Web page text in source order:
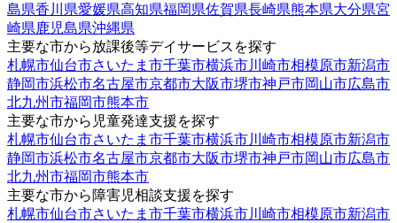
島県香川県愛媛県高知県福岡県佐賀県長崎県熊本県大分県宮
崎県鹿児島県沖縄県
主要な市から放課後等デイサービスを探す
札幌市仙台市さいたま市千葉市横浜市川崎市相模原市新潟市
静岡市浜松市名古屋市京都市大阪市堺市神戸市岡山市広島市
北九州市福岡市熊本市
主要な市から児童発達支援を探す
札幌市仙台市さいたま市千葉市横浜市川崎市相模原市新潟市
静岡市浜松市名古屋市京都市大阪市堺市神戸市岡山市広島市
北九州市福岡市熊本市
主要な市から障害児相談支援を探す
札幌市仙台市さいたま市千葉市横浜市川崎市相模原市新潟市